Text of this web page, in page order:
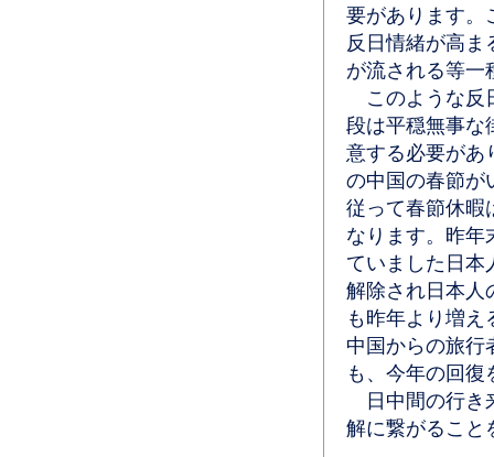
要があります。
反日情緒が高ま
が流される等一
このような反
段は平穏無事な
意する必要があ
の中国の春節が
従って春節休暇
なります。昨年
ていました日本
解除され日本人
も昨年より増
中国からの旅行
も、今年の回復
日中間の行き
解に繋がること